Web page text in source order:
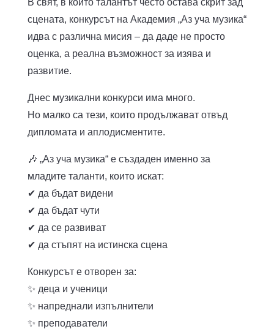
В свят, в който талантът често остава скрит зад
сцената, конкурсът на Академия „Аз уча музика“
идва с различна мисия – да даде не просто
оценка, а реална възможност за изява и
развитие.
Днес музикални конкурси има много.
Но малко са тези, които продължават отвъд
дипломата и аплодисментите.
🎶 „Аз уча музика“ е създаден именно за
младите таланти, които искат:
✔ да бъдат видени
✔ да бъдат чути
✔ да се развиват
✔ да стъпят на истинска сцена
Конкурсът е отворен за:
✨ деца и ученици
✨ напреднали изпълнители
✨ преподаватели